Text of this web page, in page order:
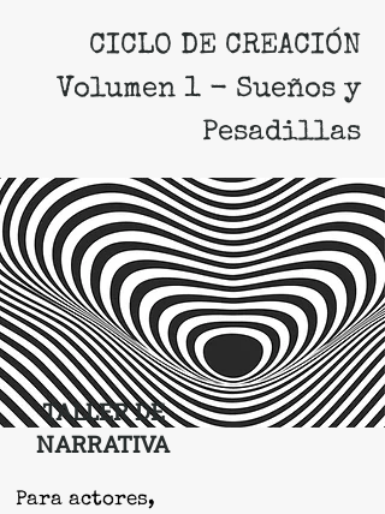
CICLO DE CREACIÓN
Volumen 1 - Sueños y
Pesadillas
TALLER DE
NARRATIVA
Para actores,